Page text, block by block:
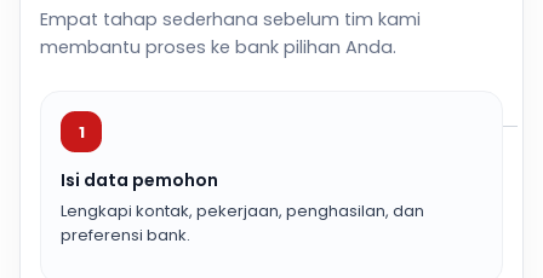
Empat tahap sederhana sebelum tim kami
membantu proses ke bank pilihan Anda.
1
Isi data pemohon
Lengkapi kontak, pekerjaan, penghasilan, dan
preferensi bank.